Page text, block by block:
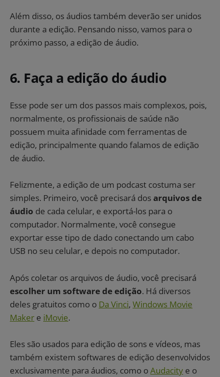
Além disso, os áudios também deverão ser unidos
durante a edição. Pensando nisso, vamos para o
próximo passo, a edição de áudio.
6. Faça a edição do áudio
Esse pode ser um dos passos mais complexos, pois,
normalmente, os profissionais de saúde não
possuem muita afinidade com ferramentas de
edição, principalmente quando falamos de edição
de áudio.
Felizmente, a edição de um podcast costuma ser
simples. Primeiro, você precisará dosarquivos de
áudio de cada celular, e exportá-los para o
computador. Normalmente, você consegue
exportar esse tipo de dado conectando um cabo
USB no seu celular, e depois no computador.
Após coletar os arquivos de áudio, você precisará
escolher um software de edição. Há diversos
deles gratuitos como o Da Vinci, Windows Movie
Maker e iMovie.
Eles são usados para edição de sons e vídeos, mas
também existem softwares de edição desenvolvidos
exclusivamente para áudios, como oAudacity e o